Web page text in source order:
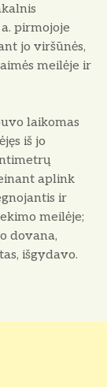
pirmojoje
jo viršūnės,
meilėje ir
laikomas
iš jo
aplink
ir
meilėje;
dovana,
išgydavo.